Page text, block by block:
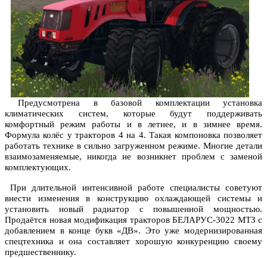
Предусмотрена в базовой комплектации установка
климатических систем, которые будут поддерживать
комфортный режим работы и в летнее, и в зимнее время.
Формула колёс у тракторов 4 на 4. Такая компоновка позволяет
работать технике в сильно загруженном режиме. Многие детали
взаимозаменяемые, никогда не возникнет проблем с заменой
комплектующих.
При длительной интенсивной работе специалисты советуют
внести изменения в конструкцию охлаждающей системы и
установить новый радиатор с повышенной мощностью.
Продаётся новая модификация тракторов БЕЛАРУС-3022 МТЗ с
добавлением в конце букв «ДВ». Это уже модернизированная
спецтехника и она составляет хорошую конкуренцию своему
предшественнику.